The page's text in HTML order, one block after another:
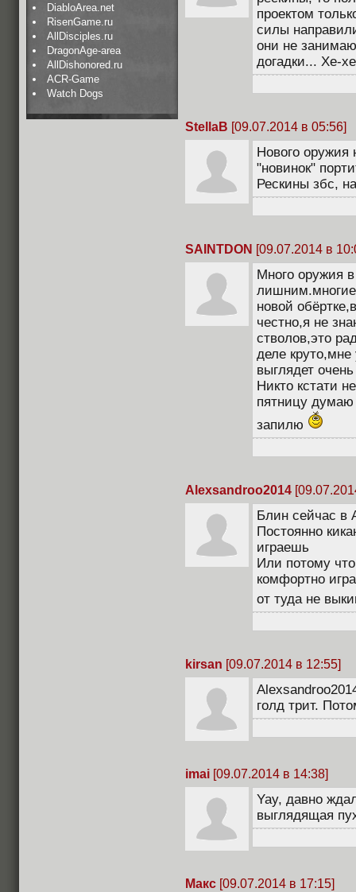
DiabloArea.net
RisenGame.ru
AllDisciples.ru
DragonAge-area
AllDishonored.ru
ACR-Game
Watch Dogs
проектом
силы
они не
догадки... Хе-
StellaB [09.07.2014 в 05:56]
Нового оружия
"новинок"
Рескины збс,
SAINTDON [09.07.2014 в
Много оружия в
новой
честно,я не
стволов,это
деле круто,мне
выглядет
Никто кстати
пятницу
запилю
Alexsandroo2014
Блин сейчас в
Постоянно
играешь
Или потому
комфортно
от туда не
kirsan [09.07.2014 в 12:55]
голд трит.
imai [09.07.2014 в 14:38]
Yay, давно
выглядящая
Макс [09.07.2014 в 17:15]